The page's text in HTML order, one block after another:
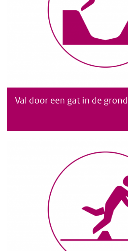
Val door een gat in de grond
Val door een gat in de grond